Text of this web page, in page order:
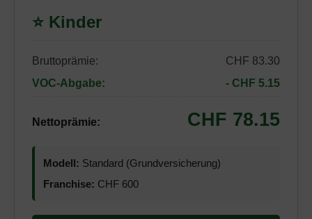
⭐ Kinder
Bruttoprämie:
CHF 83.30
VOC-Abgabe:
- CHF 5.15
Nettoprämie: CHF 78.15
Modell: Standard (Grundversicherung)
Franchise: CHF 600